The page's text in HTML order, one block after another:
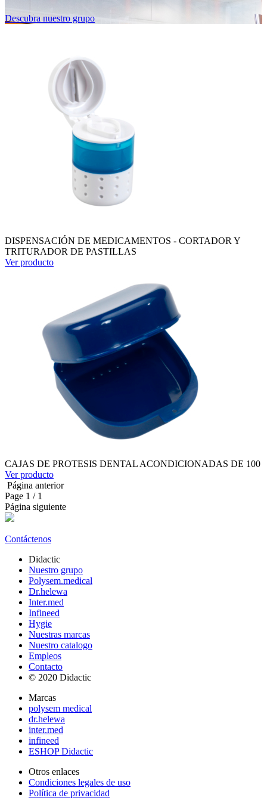
Descubra nuestro grupo
DISPENSACIÓN DE MEDICAMENTOS - CORTADOR Y
TRITURADOR DE PASTILLAS
Ver producto
CAJAS DE PROTESIS DENTAL ACONDICIONADAS DE 100
Ver producto
Página anterior
Page 1 / 1
Página siguiente
Contáctenos
Didactic
Nuestro grupo
Polysem.medical
Dr.helewa
Inter.med
Infineed
Hygie
Nuestras marcas
Nuestro catalogo
Empleos
Contacto
© 2020 Didactic
Marcas
polysem medical
dr.helewa
inter.med
infineed
ESHOP Didactic
Otros enlaces
Condiciones legales de uso
Política de privacidad